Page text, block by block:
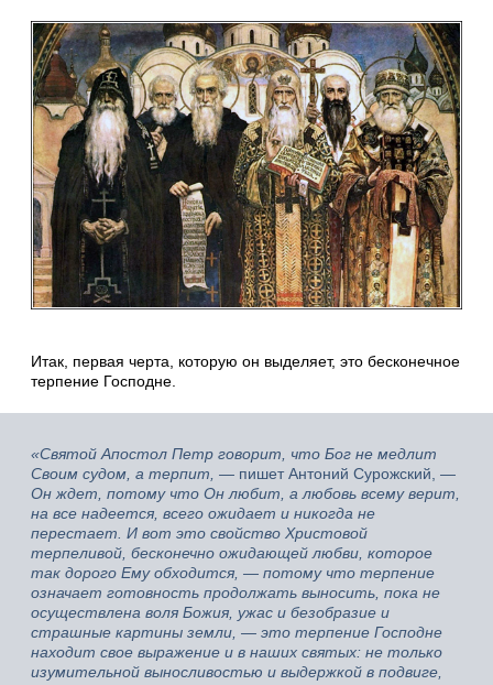
Итак, первая черта, которую он выделяет, это бесконечное
терпение Господне.
«Святой Апостол Петр говорит, что Бог не медлит
Своим судом, а терпит, — пишет Антоний Сурожский, —
Он ждет, потому что Он любит, а любовь всему верит,
на все надеется, всего ожидает и никогда не
перестает. И вот это свойство Христовой
терпеливой, бесконечно ожидающей любви, которое
так дорого Ему обходится, — потому что терпение
означает готовность продолжать выносить, пока не
осуществлена воля Божия, ужас и безобразие и
страшные картины земли, — это терпение Господне
находит свое выражение и в наших святых: не только
изумительной выносливостью и выдержкой в подвиге,